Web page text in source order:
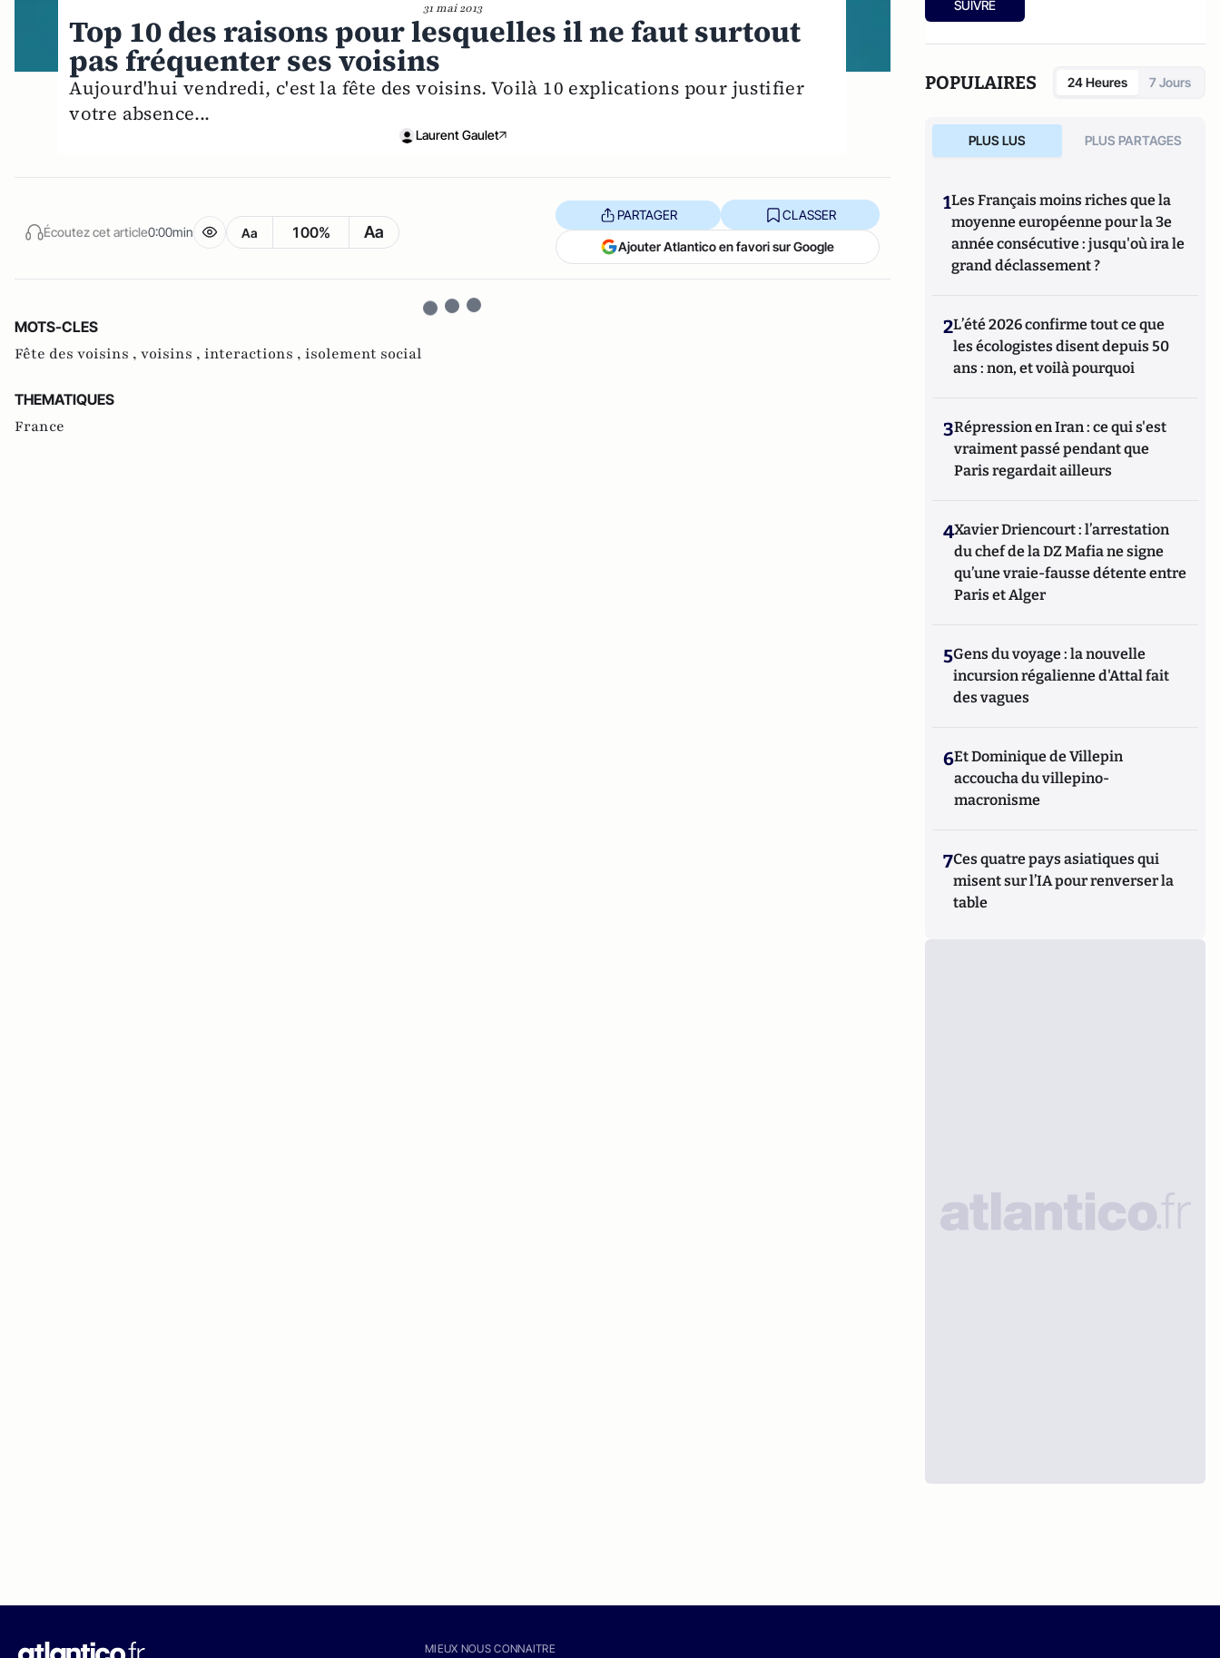
31 mai 2013
Top 10 des raisons pour lesquelles il ne faut surtout
pas fréquenter ses voisins
Aujourd'hui vendredi, c'est la fête des voisins. Voilà 10 explications pour justifier
votre absence...
Laurent Gaulet
Écoutez cet article0:00min Aa 100% Aa
PARTAGER CLASSER
Ajouter Atlantico en favori sur Google
MOTS-CLES
Fête des voisins , voisins , interactions , isolement social
THEMATIQUES
France
SUIVRE
POPULAIRES 24 Heures 7 Jours
PLUS LUS PLUS PARTAGES
1Les Français moins riches que la
moyenne européenne pour la 3e
année consécutive : jusqu'où ira le
grand déclassement ?
2L’été 2026 confirme tout ce que
les écologistes disent depuis 50
ans : non, et voilà pourquoi
3Répression en Iran : ce qui s'est
vraiment passé pendant que
Paris regardait ailleurs
4Xavier Driencourt : l’arrestation
du chef de la DZ Mafia ne signe
qu’une vraie-fausse détente entre
Paris et Alger
5Gens du voyage : la nouvelle
incursion régalienne d'Attal fait
des vagues
6Et Dominique de Villepin
accoucha du villepino-
macronisme
7Ces quatre pays asiatiques qui
misent sur l’IA pour renverser la
table
MIEUX NOUS CONNAITRE